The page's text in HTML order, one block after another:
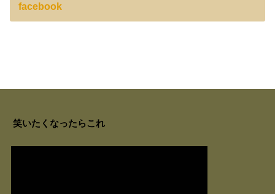
facebook
笑いたくなったらこれ